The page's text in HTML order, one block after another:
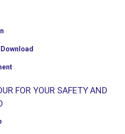
FOR YOUR SAFETY AND